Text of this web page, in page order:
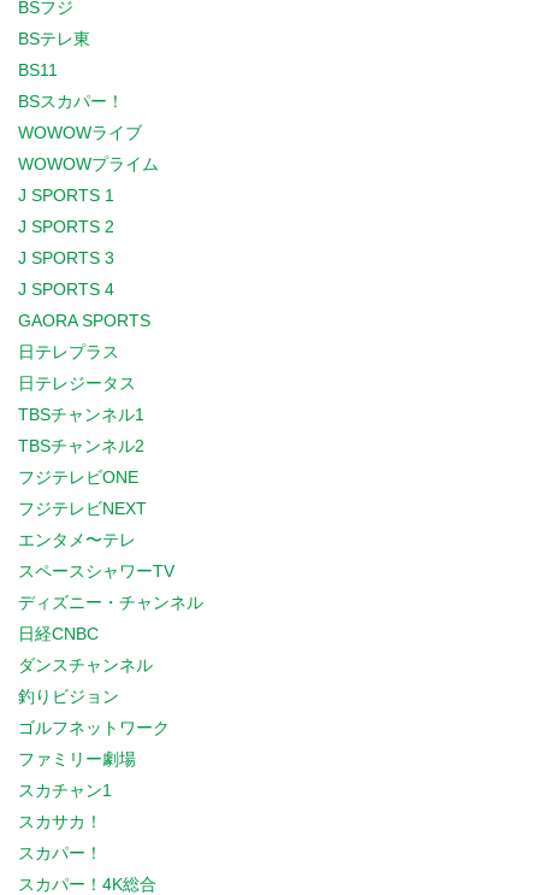
BSフジ
BSテレ東
BS11
BSスカパー！
WOWOWライブ
WOWOWプライム
J SPORTS 1
J SPORTS 2
J SPORTS 3
J SPORTS 4
GAORA SPORTS
日テレプラス
日テレジータス
TBSチャンネル1
TBSチャンネル2
フジテレビONE
フジテレビNEXT
エンタメ〜テレ
スペースシャワーTV
ディズニー・チャンネル
日経CNBC
ダンスチャンネル
釣りビジョン
ゴルフネットワーク
ファミリー劇場
スカチャン1
スカサカ！
スカパー！
スカパー！4K総合